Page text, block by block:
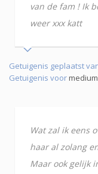
van de fam ! Ik
weer xxx katt
Getuigenis geplaatst
Getuigenis voor
Wat zal ik eens
haar al zolang
Maar ook gelijk